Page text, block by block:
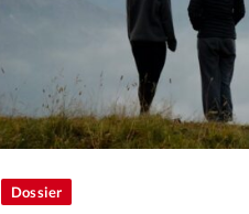
Dossier